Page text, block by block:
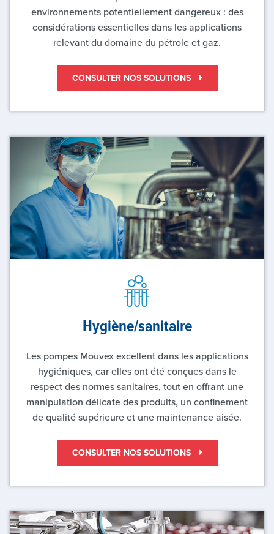
environnements potentiellement dangereux : des
considérations essentielles dans les applications
relevant du domaine du pétrole et gaz.
CONSULTER NOS SOLUTIONS
Hygiène/sanitaire
Les pompes Mouvex excellent dans les applications
hygiéniques, car elles ont été conçues dans le
respect des normes sanitaires, tout en offrant une
manipulation délicate des produits, un confinement
de qualité supérieure et une maintenance aisée.
CONSULTER NOS SOLUTIONS